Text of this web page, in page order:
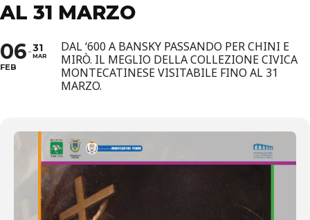
AL 31 MARZO
06
FEB
31
MAR
DAL ‘600 A BANSKY PASSANDO PER CHINI E
MIRÒ. IL MEGLIO DELLA COLLEZIONE CIVICA
MONTECATINESE VISITABILE FINO AL 31
MARZO.